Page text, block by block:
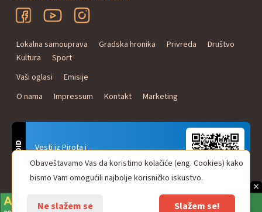
×
Lokalna samouprava Gradska hronika Privreda
Društvo
Kultura
Sport
Vaši oglasi
Emisije
O nama
Impressum Kontakt Marketing
Vesti iz Pirota i
Naxi Plus Radio
Uvek u Vašem džepu!
ANDROID Obaveštavamo Vas da koristimo kolačiće (eng. Cookies) kako
bismo Vam omogućili najbolje korisničko iskustvo.
Ne slažem se Slažem se!